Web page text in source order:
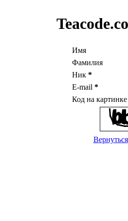
Имя
Фамилия
Ник *
E-mail *
Код на
Вернуться